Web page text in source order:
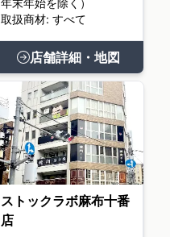
年末年始を除く）
取扱商材: すべて
店舗詳細・地図
ストックラボ麻布十番
店